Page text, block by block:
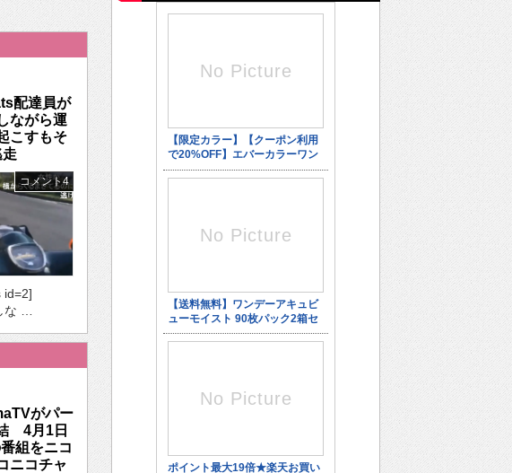
配達員が
ながら運
こすもそ
コメント4
id=2]
な …
がパー
4月1日
組をニコ
ニコチャ